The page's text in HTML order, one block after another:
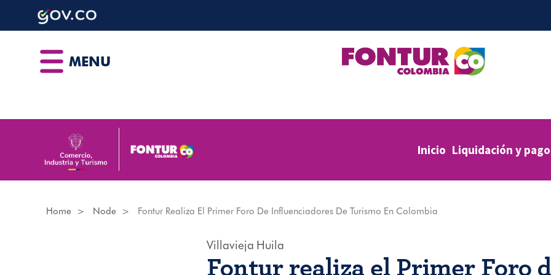
MENU
Inicio Liquidación y
Home Node Fontur Realiza El Primer Foro De Influenciadores De Turismo En Colombia
Villavieja Huila
Fontur realiza el Primer Foro